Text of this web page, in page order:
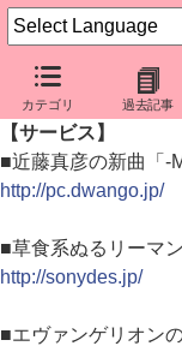
カテゴリ 過去記事
ダイジェストニュース
【サービス】
■近藤真彦の新曲「-
http://pc.dwango.jp/
■草食系ぬるリーマ
http://sonydes.jp/
■エヴァンゲリオン